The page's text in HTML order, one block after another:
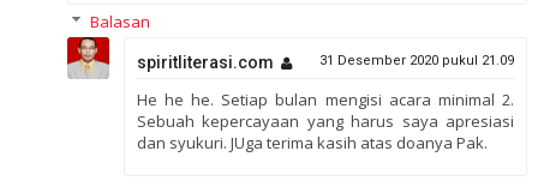
Balasan
spiritliterasi.com 31 Desember 2020 pukul 21.09
He he he. Setiap bulan mengisi acara minimal 2.
Sebuah kepercayaan yang harus saya apresiasi
dan syukuri. JUga terima kasih atas doanya Pak.